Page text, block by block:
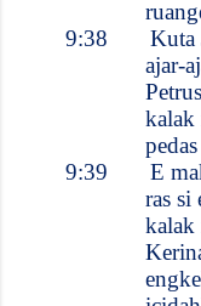
9:38
Kuta
ajar-
kalak
9:39
E
ras si
kalak